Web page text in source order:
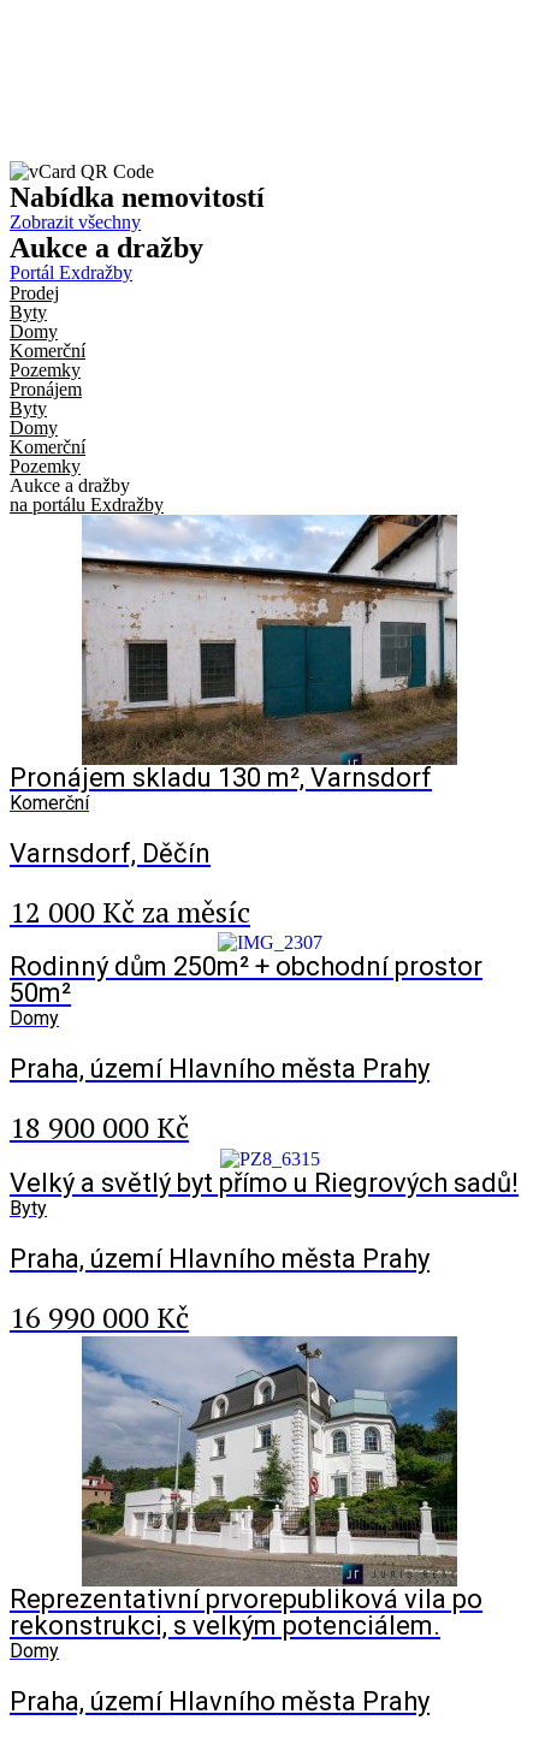
Nabídka nemovitostí
Zobrazit všechny
Aukce a dražby
Portál Exdražby
Prodej
Byty
Domy
Komerční
Pozemky
Pronájem
Byty
Domy
Komerční
Pozemky
Aukce a dražby
na portálu Exdražby
Pronájem skladu 130 m², Varnsdorf
Komerční
Varnsdorf, Děčín
12 000 Kč za měsíc
Rodinný dům 250m² + obchodní prostor
50m²
Domy
Praha, území Hlavního města Prahy
18 900 000 Kč
Velký a světlý byt přímo u Riegrových sadů!
Byty
Praha, území Hlavního města Prahy
16 990 000 Kč
Reprezentativní prvorepubliková vila po
rekonstrukci, s velkým potenciálem.
Domy
Praha, území Hlavního města Prahy